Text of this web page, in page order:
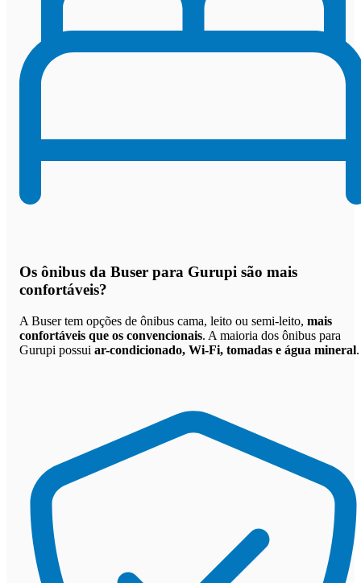
Os ônibus da Buser para Gurupi são mais
confortáveis?
A Buser tem opções de ônibus cama, leito ou semi-leito, mais
confortáveis que os convencionais. A maioria dos ônibus para
Gurupi possui ar-condicionado, Wi-Fi, tomadas e água mineral.